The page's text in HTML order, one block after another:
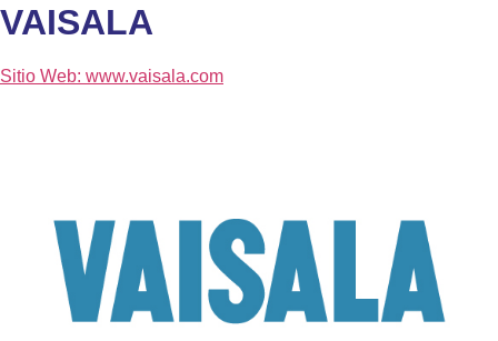
VAISALA
Sitio Web: www.vaisala.com